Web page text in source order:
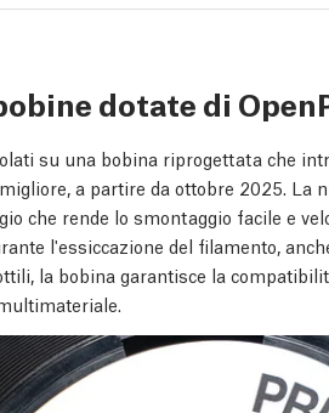
dotate di
su una bobina riprogettata che
a partire da ottobre 2025. La
che rende lo smontaggio facile e
l'essiccazione del filamento,
la bobina garantisce la